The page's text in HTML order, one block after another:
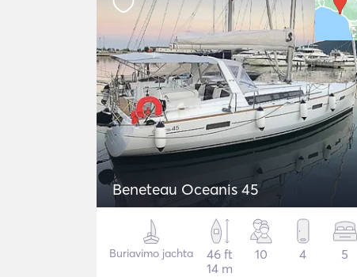
Beneteau Oceanis 45
Buriavimo jachta
46 ft
14 m
10 4 5